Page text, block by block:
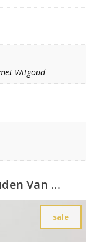
Witgoud
Van …
sale